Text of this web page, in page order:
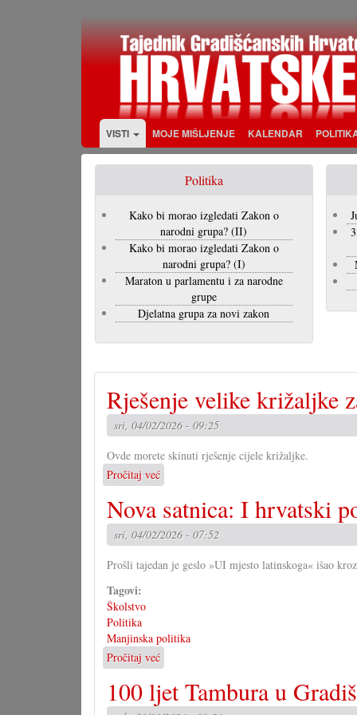
VISTI MOJE MIŠLJENJE KALENDAR
Politika
Kako bi morao izgledati Zakon o
narodni grupa? (II)
Kako bi morao izgledati Zakon o
narodni grupa? (I)
Maraton u parlamentu i za narodne
grupe
Djelatna grupa za novi zakon
Rješenje velike križaljke
sri, 04/02/2026 - 09:25
Ovde morete skinuti rješenje cijele križaljke.
Pročitaj već
Rješenje
velike
križaljke
za
januar
Nova satnica: I hrvatski
sri, 04/02/2026 - 07:52
Prošli tajedan je geslo »UI mjesto latinskoga« išao
Tagovi:
Školstvo
Politika
Manjinska politika
Pročitaj već
Nova
satnica:
I
100 ljet Tambura u